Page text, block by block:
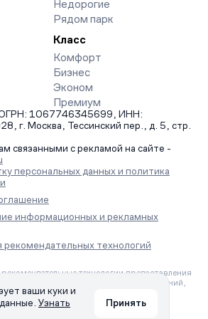
Недорогие
Рядом парк
Класс
Комфорт
Бизнес
Эконом
Премиум
1067746345699, ИНН:
г. Москва, Тессинский пер., д. 5, стр.
связанными с рекламой на сайте -
персональных данных и политика
информационных и рекламных
технологий
технологии предоставления
систематизации и анализа сведений,
пользователей сети «Интернет»,
Российской Федерации.
ваши куки и
Узнать
Принять